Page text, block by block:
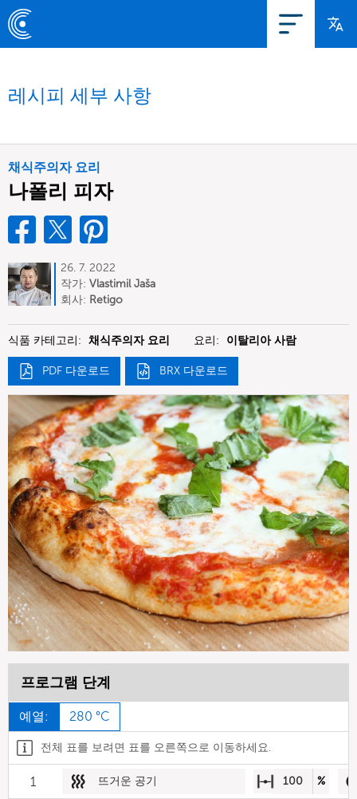
레시피 세부 사항
채식주의자 요리
나폴리 피자
26. 7. 2022
작가: Vlastimil Jaša
회사: Retigo
식품 카테고리: 채식주의자 요리 요리: 이탈리아 사람
PDF 다운로드 BRX 다운로드
프로그램 단계
예열: 280 °C
전체 표를 보려면 표를 오른쪽으로 이동하세요.
1 뜨거운 공기 100 %